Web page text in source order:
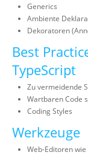
Generics
Ambiente
Dekoratoren
Best
TypeScript
Zu vermeidende
Wartbaren Code
Coding Styles
Werkzeuge
Web-Editoren wie